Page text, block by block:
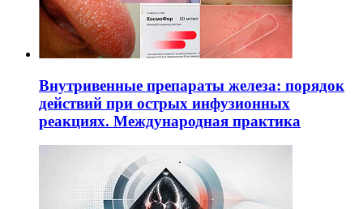
Внутривенные препараты железа: порядок
действий при острых инфузионных
реакциях. Международная практика